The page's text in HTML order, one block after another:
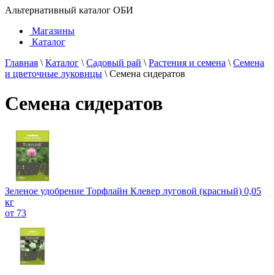
Альтернативный каталог ОБИ
Магазины
Каталог
Главная \ Каталог \ Садовый рай \ Растения и семена \ Семена
и цветочные луковицы \ Семена сидератов
Семена сидератов
Зеленое удобрение Торфлайн Клевер луговой (красный) 0,05
кг
от 73